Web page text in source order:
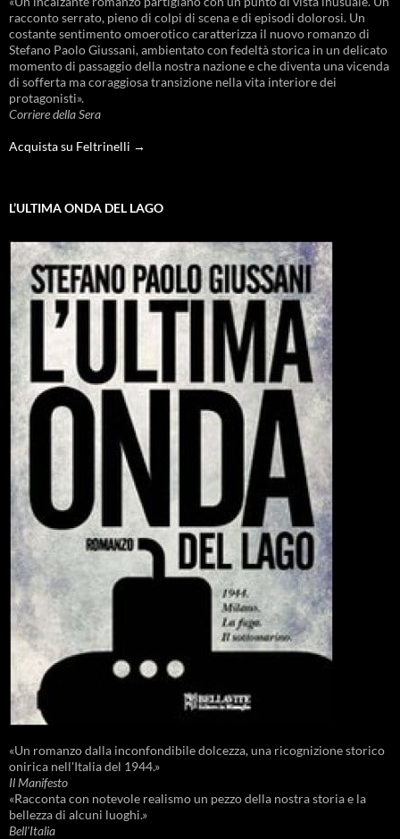
racconto serrato, pieno di colpi di scena e di episodi dolorosi. Un
costante sentimento omoerotico caratterizza il nuovo romanzo di
Stefano Paolo Giussani, ambientato con fedeltà storica in un delicato
momento di passaggio della nostra nazione e che diventa una vicenda
di sofferta ma coraggiosa transizione nella vita interiore dei
protagonisti».
Corriere della Sera
Acquista su Feltrinelli →
L’ULTIMA ONDA DEL LAGO
«Un romanzo dalla inconfondibile dolcezza, una ricognizione storico
onirica nell'Italia del 1944.»
Il Manifesto
«Racconta con notevole realismo un pezzo della nostra storia e la
bellezza di alcuni luoghi.»
Bell'Italia